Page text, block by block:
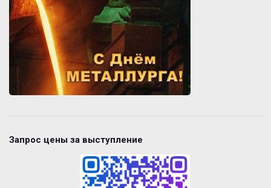
Запрос цены за выступление